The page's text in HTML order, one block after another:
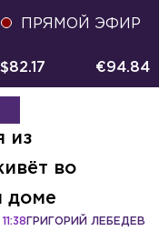
ПРЯМОЙ ЭФИР
$82.17 €94.84
из
во
доме
ГРИГОРИЙ ЛЕБЕДЕВ